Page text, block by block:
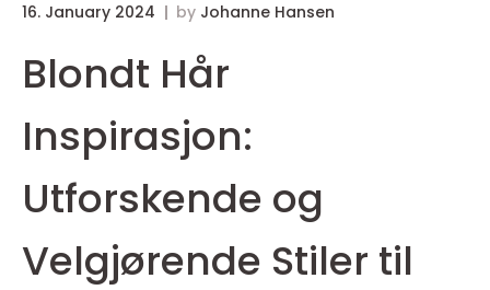
16. January 2024 by Johanne Hansen
Blondt Hår
Inspirasjon:
Utforskende og
Velgjørende Stiler til